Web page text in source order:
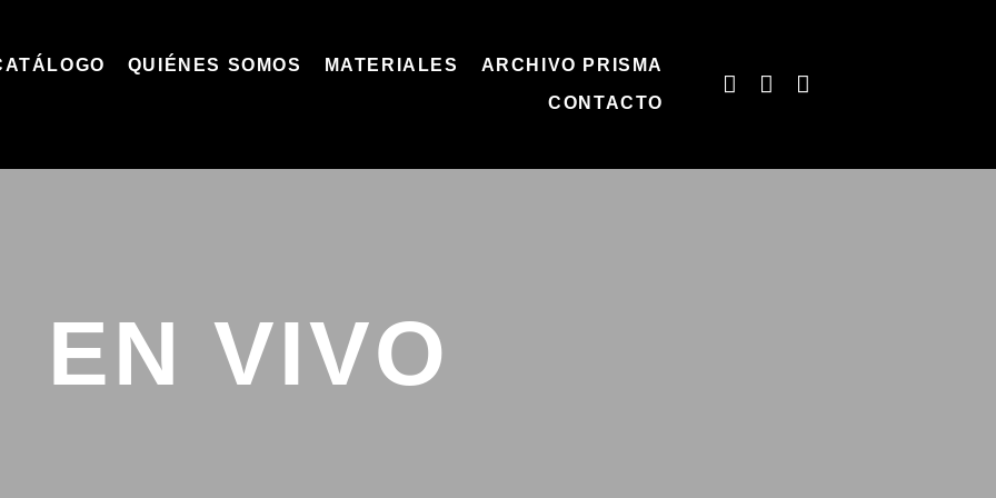
QUIÉNES SOMOS MATERIALES ARCHIVO PRISMA
CONTACTO
EN VIVO